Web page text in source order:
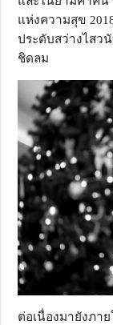
แห่งความสุข
ประดับสว่างไสว
ชิดลม
ต่อเนื่องมายังภา